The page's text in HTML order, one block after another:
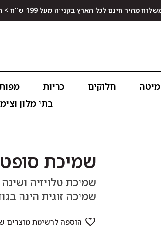
מהיר חינם לכל הארץ בקנייה מעל 199 ש"ח > החזרות על חשבוננו > 100% שביעות רצון
מיטה חלוקים כריות
בתי מלון
שמיכת
שמיכה זוגית הינה בגודל 200/